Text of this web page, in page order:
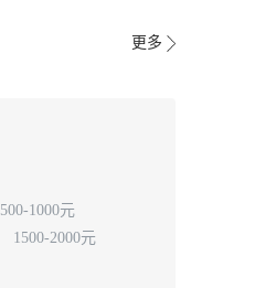
更多
500-1000元
1500-2000元